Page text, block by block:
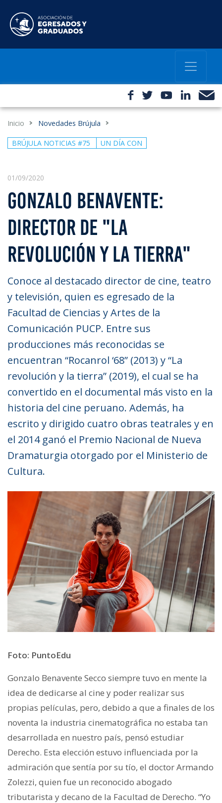
Inicio Novedades Brújula
BRÚJULA NOTICIAS #75 UN DÍA CON
01/09/2020
GONZALO BENAVENTE:
DIRECTOR DE "LA
REVOLUCIÓN Y LA TIERRA"
Conoce al destacado director de cine, teatro
y televisión, quien es egresado de la
Facultad de Ciencias y Artes de la
Comunicación PUCP. Entre sus
producciones más reconocidas se
encuentran “Rocanrol ‘68” (2013) y “La
revolución y la tierra” (2019), el cual se ha
convertido en el documental más visto en la
historia del cine peruano. Además, ha
escrito y dirigido cuatro obras teatrales y en
el 2014 ganó el Premio Nacional de Nueva
Dramaturgia otorgado por el Ministerio de
Cultura.
Foto: PuntoEdu
Gonzalo Benavente Secco siempre tuvo en mente la
idea de dedicarse al cine y poder realizar sus
propias películas, pero, debido a que a finales de los
noventa la industria cinematográfica no estaba tan
desarrollada en nuestro país, pensó estudiar
Derecho. Esta elección estuvo influenciada por la
admiración que sentía por su tío, el doctor Armando
Zolezzi, quien fue un reconocido abogado
tributarista y decano de la Facultad de Derecho. “Yo